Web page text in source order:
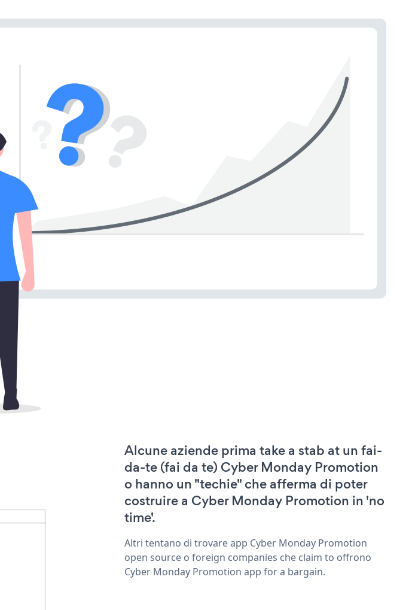
Alcune aziende prima take a stab at un fai-
da-te (fai da te) Cyber Monday Promotion
o hanno un "techie" che afferma di poter
costruire a Cyber Monday Promotion in 'no
time'.
Altri tentano di trovare app Cyber Monday Promotion
open source o foreign companies che claim to offrono
Cyber Monday Promotion app for a bargain.